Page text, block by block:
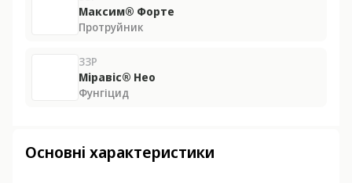
Максим® Форте
Протруйник
ЗЗР
Міравіс® Нео
Фунгіцид
Основні характеристики